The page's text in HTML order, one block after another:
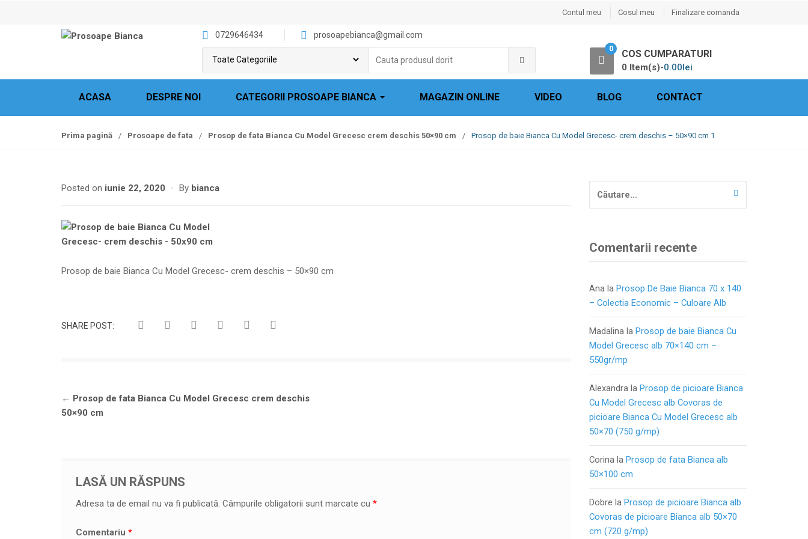
o
o
Contul meu Cosul meu Finalizare comanda
0729646434 prosoapebianca@gmail.com
produsul
dorit:
0 COS CUMPARATURI
0 Item(s)-0.00lei
ACASA DESPRE NOI CATEGORII PROSOAPE BIANCA MAGAZIN ONLINE VIDEO BLOG CONTACT
Prima pagină / Prosoape de fata / Prosop de fata Bianca Cu Model Grecesc crem deschis 50×90 cm / Prosop de baie Bianca Cu Model Grecesc- crem deschis – 50×90 cm 1
Posted on iunie 22, 2020 By bianca
Prosop de baie Bianca Cu Model Grecesc- crem deschis – 50×90 cm
SHARE POST:
Navigare
în
← Prosop de fata Bianca Cu Model Grecesc crem deschis
50×90 cm
LASĂ UN RĂSPUNS
Adresa ta de email nu va fi publicată. Câmpurile obligatorii sunt marcate cu*
Comentariu*
Comentarii recente
Anala Prosop De Baie Bianca 70 x 140
– Colectia Economic – Culoare Alb
Madalinala Prosop de baie Bianca Cu
Model Grecesc alb 70×140 cm –
550gr/mp
Alexandrala Prosop de picioare Bianca
Cu Model Grecesc alb Covoras de
picioare Bianca Cu Model Grecesc alb
50×70 (750 g/mp)
Corinala Prosop de fata Bianca alb
50×100 cm
Dobre la Prosop de picioare Bianca alb
Covoras de picioare Bianca alb 50×70
cm (720 g/mp)